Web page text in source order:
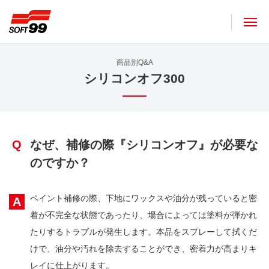
商品別Q&A
シリコンオフ300
Q
なぜ、補修の際『シリコンオフ』が必要な
のですか？
A
ペイント補修の際、下地にワックスや油分が残っていると密
着が不完全な状態であったり、場合によっては塗料が弾かれ
たりするトラブルが発生します。本品をスプレーして拭くだ
けで、油分や汚れを除去することができ、密着力が高まりキ
レイに仕上がります。